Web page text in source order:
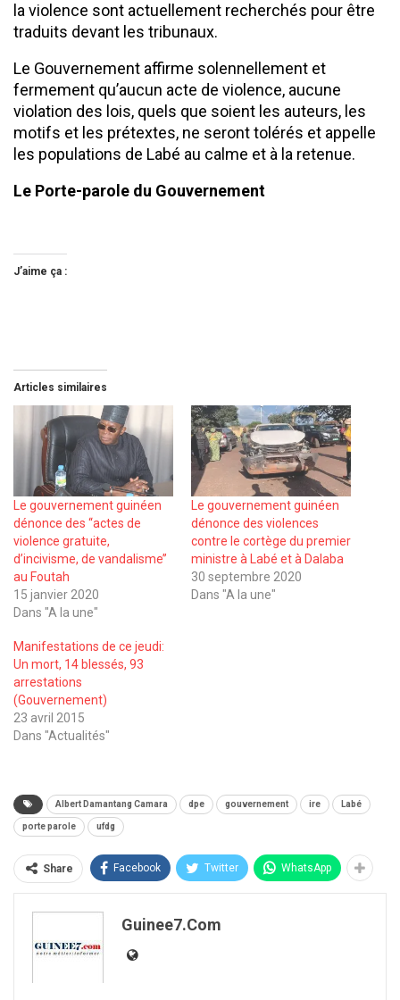
la violence sont actuellement recherchés pour être
traduits devant les tribunaux.
Le Gouvernement affirme solennellement et
fermement qu’aucun acte de violence, aucune
violation des lois, quels que soient les auteurs, les
motifs et les prétextes, ne seront tolérés et appelle
les populations de Labé au calme et à la retenue.
Le Porte-parole du Gouvernement
J’aime ça :
Articles similaires
Le gouvernement guinéen
dénonce des ‘‘actes de
violence gratuite,
d’incivisme, de vandalisme’’
au Foutah
15 janvier 2020
Dans "A la une"
Le gouvernement guinéen
dénonce des violences
contre le cortège du premier
ministre à Labé et à Dalaba
30 septembre 2020
Dans "A la une"
Manifestations de ce jeudi:
Un mort, 14 blessés, 93
arrestations
(Gouvernement)
23 avril 2015
Dans "Actualités"
Albert Damantang Camara dpe gouvernement ire Labé
porte parole ufdg
Share Facebook Twitter WhatsApp
Guinee7.com